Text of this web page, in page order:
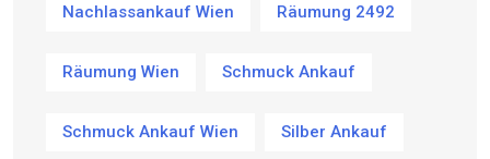
Nachlassankauf Wien Räumung 2492
Räumung Wien Schmuck Ankauf
Schmuck Ankauf Wien Silber Ankauf